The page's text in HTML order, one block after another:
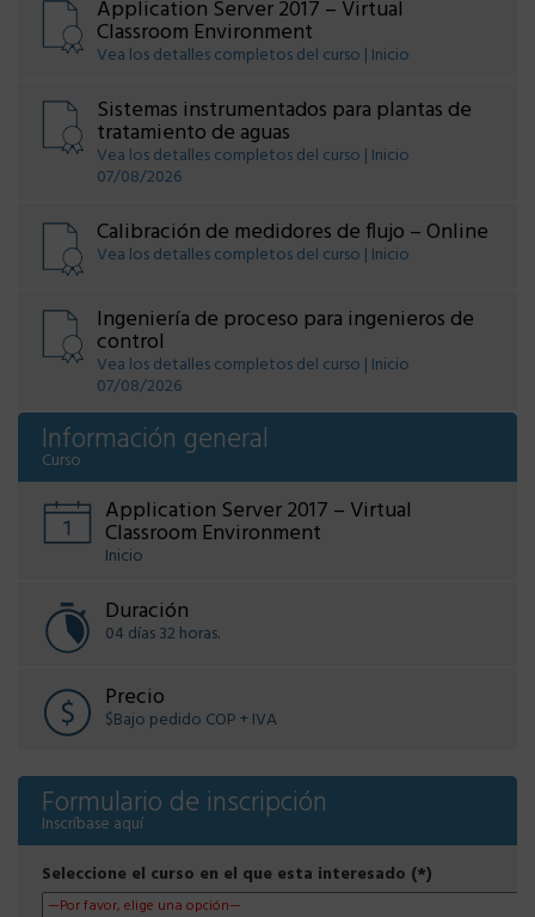
Application Server 2017 – Virtual
Classroom Environment
Vea los detalles completos del curso | Inicio
Sistemas instrumentados para plantas de
tratamiento de aguas
Vea los detalles completos del curso | Inicio
07/08/2026
Calibración de medidores de flujo – Online
Vea los detalles completos del curso | Inicio
Ingeniería de proceso para ingenieros de
control
Vea los detalles completos del curso | Inicio
07/08/2026
Información general
Curso
Application Server 2017 – Virtual
Classroom Environment
Inicio
Duración
04 días 32 horas.
Precio
$Bajo pedido COP + IVA
Formulario de inscripción
Inscríbase aquí
Seleccione el curso en el que esta interesado (*)